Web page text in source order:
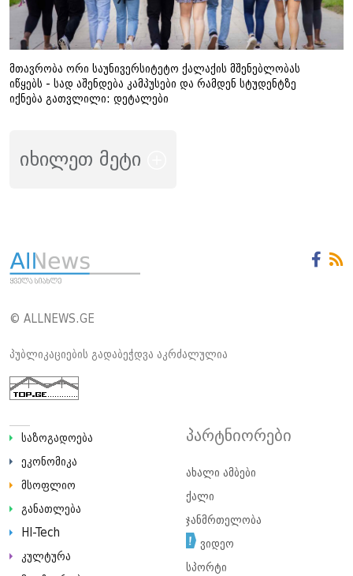
მთავრობა ორი საუნივერსიტეტო ქალაქის მშენებლობას
იწყებს - სად აშენდება კამპუსები და რამდენ სტუდენტზე
იქნება გათვლილი: დეტალები
იხილეთ მეტი
© ALLNEWS.GE
პუბლიკაციების გადაბეჭდვა აკრძალულია
საზოგადოება
ეკონომიკა
მსოფლიო
განათლება
HI-Tech
კულტურა
პარტნიორები
ახალი ამბები
ქალი
ჯანმრთელობა
ვიდეო
სპორტი